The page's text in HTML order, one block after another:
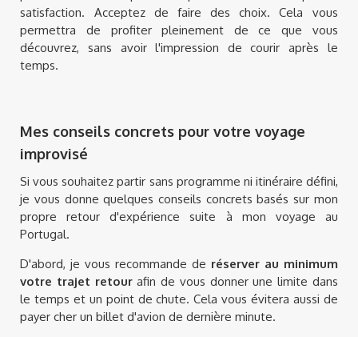
satisfaction. Acceptez de faire des choix. Cela vous
permettra de profiter pleinement de ce que vous
découvrez, sans avoir l'impression de courir après le
temps.
Mes conseils concrets pour votre voyage
improvisé
Si vous souhaitez partir sans programme ni itinéraire défini,
je vous donne quelques conseils concrets basés sur mon
propre retour d'expérience suite à mon voyage au
Portugal.
D'abord, je vous recommande de réserver au minimum
votre trajet retourafin de vous donner une limite dans
le temps et un point de chute. Cela vous évitera aussi de
payer cher un billet d'avion de dernière minute.